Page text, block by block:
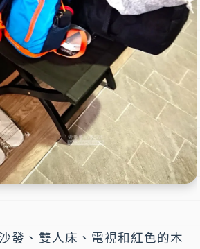
發、雙人床、電視和紅色的木